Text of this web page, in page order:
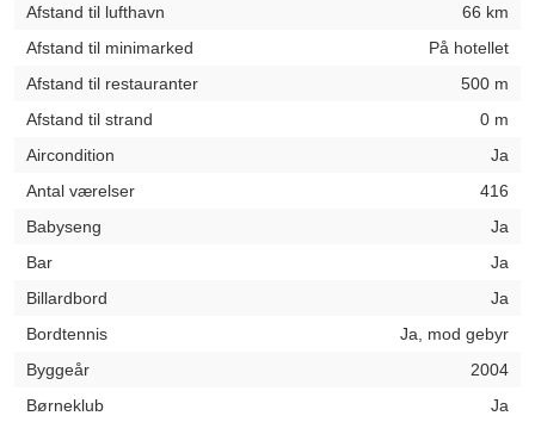
Afstand til lufthavn
66 km
Afstand til minimarked
På hotellet
Afstand til restauranter
500 m
Afstand til strand
0 m
Aircondition
Ja
Antal værelser
416
Babyseng
Ja
Bar
Ja
Billardbord
Ja
Bordtennis
Ja, mod gebyr
Byggeår
2004
Børneklub
Ja